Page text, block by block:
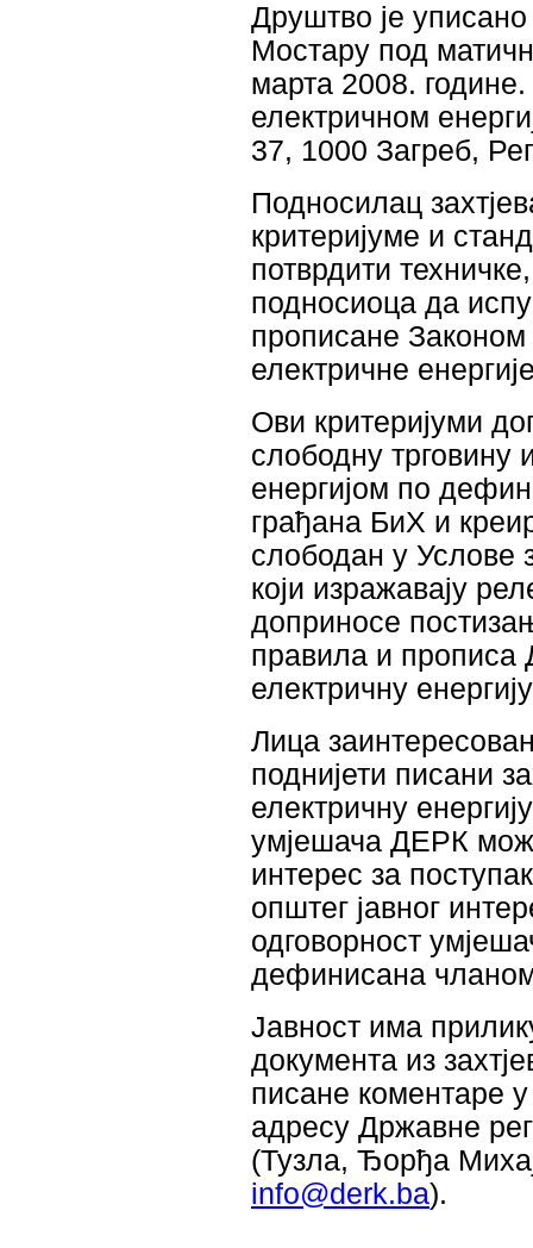
Друштво је
Мостару под
марта 2008.
електричном
37, 1000 Загреб,
Подносилац
критеријуме и
потврдити
подносиоца да
прописане Законом
електричне
Ови критеријуми
слободну трговину
енергијом по
грађана БиХ и
слободан у Услове
који изражавају
доприносе
правила и прописа
електричну
Лица
поднијети писани
електричну
умјешача ДЕРК
интерес за
општег јавног
одговорност
дефинисана
Јавност има
документа из
писане коментаре
адресу Државне
(Тузла, Ђорђа
info@derk.ba).